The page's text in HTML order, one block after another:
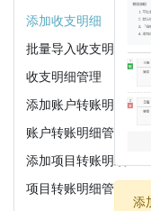
添加收支明细
批量导入收支明细
收支明细管理
添加账户转账明细
账户转账明细管理
添加项目转账明细
项目转账明细管理
添